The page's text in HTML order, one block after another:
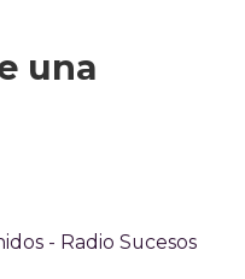
una
- Radio Sucesos